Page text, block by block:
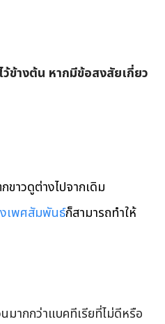
ข้างต้น หากมีข้อสงสัยเกี่ยว
าวดูต่างไปจากเดิม
เพศสัมพันธ์ก็สามารถทำให้
ากกว่าแบคทีเรียที่ไม่ดีหรือ